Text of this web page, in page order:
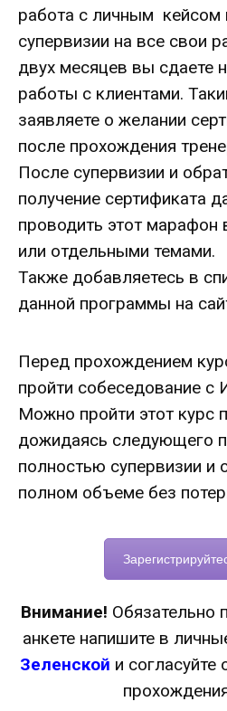
работа с личным кейсом
супервизии на все свои
двух месяцев вы сдаете
работы с клиентами.
заявляете о желании
после прохождения
После супервизии и
получение сертификата
проводить этот
или отдельными темами.
Также добавляетесь в
данной программы на
Перед прохождением
пройти собеседование с
Можно пройти этот курс
дожидаясь следующего
полностью супервизии и
полном объеме без
Внимание! Обязательно
анкете напишите в
Зеленской и